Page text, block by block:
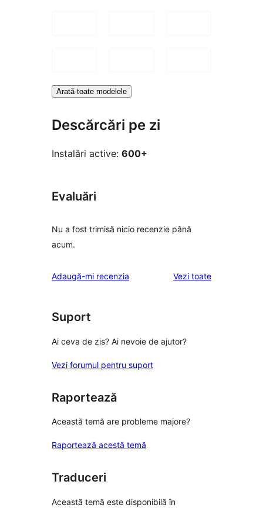
Arată toate modelele
Descărcări pe zi
Instalări active: 600+
Evaluări
Nu a fost trimisă nicio recenzie până
acum.
Adaugă-mi recenzia Vezi toaterecenziile
Suport
Ai ceva de zis? Ai nevoie de ajutor?
Vezi forumul pentru suport
Raportează
Această temă are probleme majore?
Raportează acestă temă
Traduceri
Această temă este disponibilă în